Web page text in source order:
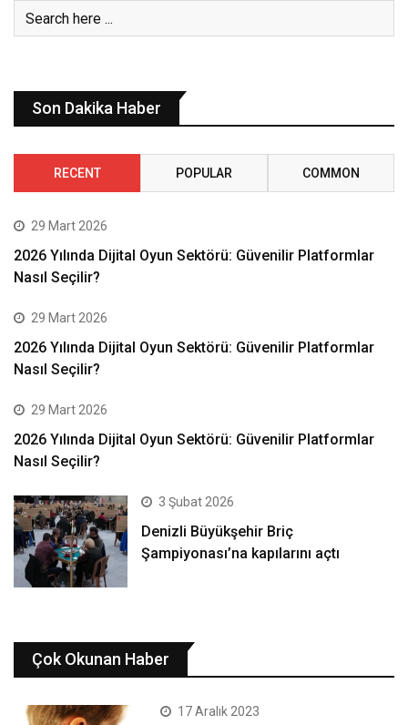
Son Dakika Haber
RECENT POPULAR COMMON
29 Mart 2026
2026 Yılında Dijital Oyun Sektörü: Güvenilir Platformlar
Nasıl Seçilir?
29 Mart 2026
2026 Yılında Dijital Oyun Sektörü: Güvenilir Platformlar
Nasıl Seçilir?
29 Mart 2026
2026 Yılında Dijital Oyun Sektörü: Güvenilir Platformlar
Nasıl Seçilir?
3 Şubat 2026
Denizli Büyükşehir Briç
Şampiyonası’na kapılarını açtı
Çok Okunan Haber
17 Aralık 2023